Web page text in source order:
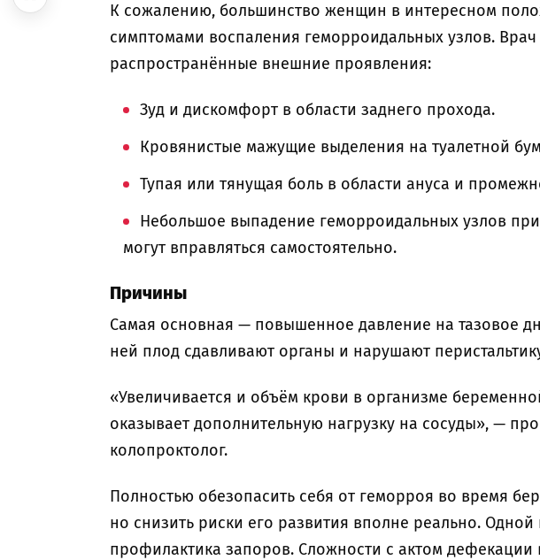
К сожалению, большинство женщин в интересном
симптомами воспаления геморроидальных узлов.
распространённые внешние проявления:
Зуд и дискомфорт в области заднего прохода.
Кровянистые мажущие выделения на туалетной
Тупая или тянущая боль в области ануса и
Небольшое выпадение геморроидальных узлов
могут вправляться самостоятельно.
Причины
Самая основная — повышенное давление на тазовое
ней плод сдавливают органы и нарушают
«Увеличивается и объём крови в организме
оказывает дополнительную нагрузку на сосуды», —
колопроктолог.
Полностью обезопасить себя от геморроя во время
но снизить риски его развития вполне реально. Одной
профилактика запоров. Сложности с актом